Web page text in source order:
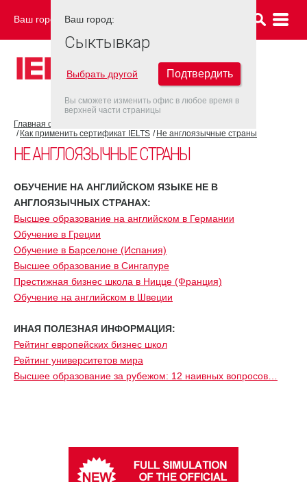
Ваш город: СЫКТЫВКАР
Главная страница
Как применить сертификат IELTS
Не англоязычные страны
НЕ АНГЛОЯЗЫЧНЫЕ СТРАНЫ
ОБУЧЕНИЕ НА АНГЛИЙСКОМ ЯЗЫКЕ НЕ В
АНГЛОЯЗЫЧНЫХ СТРАНАХ:
Высшее образование на английском в Германии
Обучение в Греции
Обучение в Барселоне (Испания)
Высшее образование в Сингапуре
Престижная бизнес школа в Ницце (Франция)
Обучение на английском в Швеции
ИНАЯ ПОЛЕЗНАЯ ИНФОРМАЦИЯ:
Рейтинг европейских бизнес школ
Рейтинг университетов мира
Высшее образование за рубежом: 12 наивных вопросов…
Ваш город:
Сыктывкар
Выбрать другой Подтвердить
Вы сможете изменить офис в любое время в
верхней части страницы